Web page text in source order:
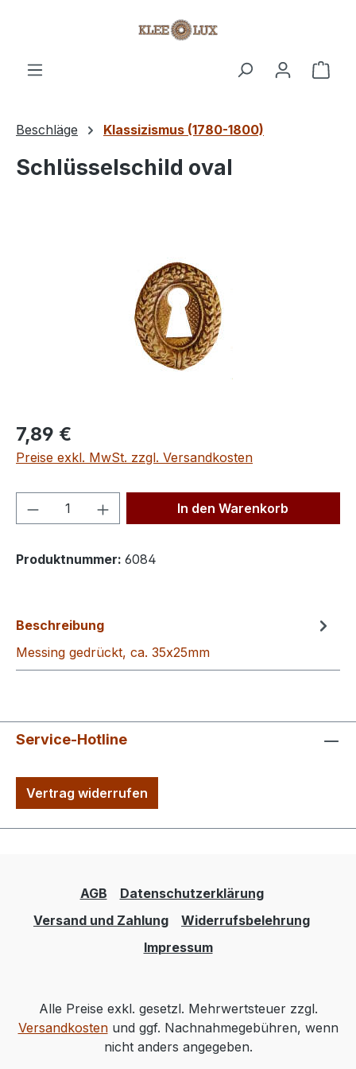
Beschläge Klassizismus (1780-1800)
Schlüsselschild oval
Regulärer Preis:
7,89 €
Preise exkl. MwSt. zzgl. Versandkosten
Produkt Anzahl: Gib denIn den Warenkorb
Produktnummer: 6084
Beschreibung
Messing gedrückt, ca. 35x25mm
Service-Hotline
Vertrag widerrufen
AGB
Datenschutzerklärung
Versand und Zahlung
Widerrufsbelehrung
Impressum
Alle Preise exkl. gesetzl. Mehrwertsteuer zzgl.
Versandkostenund ggf. Nachnahmegebühren, wenn
nicht anders angegeben.